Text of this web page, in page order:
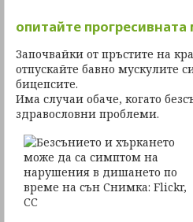
опитайте
Започвайки от пръстите на
отпускайте бавно мускулите
бицепсите.
Има случаи обаче, когато
здравословни проблеми.